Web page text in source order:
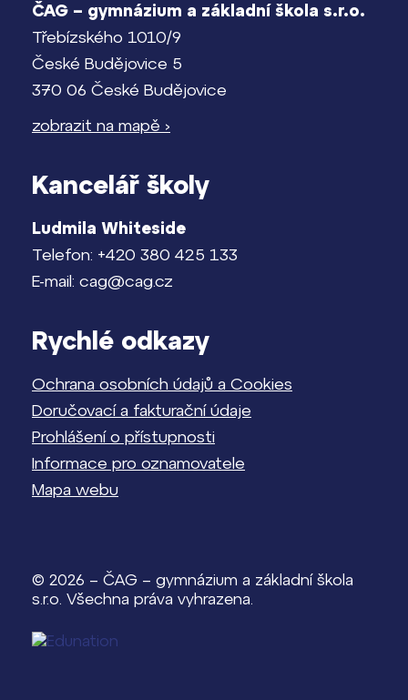
ČAG – gymnázium a základní škola s.r.o.
Třebízského 1010/9
České Budějovice 5
370 06 České Budějovice
zobrazit na mapě ›
Kancelář školy
Ludmila Whiteside
Telefon: +420 380 425 133
E-mail: cag@cag.cz
Rychlé odkazy
Ochrana osobních údajů a Cookies
Doručovací a fakturační údaje
Prohlášení o přístupnosti
Informace pro oznamovatele
Mapa webu
© 2026 – ČAG – gymnázium a základní škola
s.r.o. Všechna práva vyhrazena.